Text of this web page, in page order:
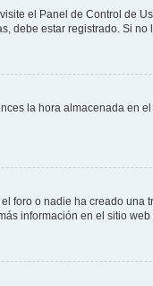
el Panel de Control de
debe estar registrado. Si
la hora almacenada en
foro o nadie ha creado
información en el sitio web